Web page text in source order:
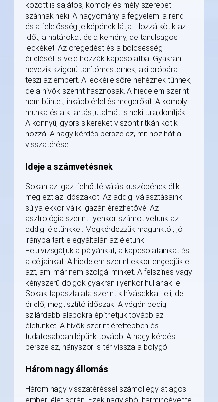
között is sajátos, komoly és mély szerepet
szánnak neki. A hagyomány a fegyelem, a rend
és a felelősség jelképének látja. Hozzá kötik az
időt, a határokat és a kemény, de tanulságos
leckéket. Az öregedést és a bölcsesség
érlelését is vele hozzák kapcsolatba. Gyakran
nevezik szigorú tanítómesternek, aki próbára
teszi az embert. A leckéi elsőre nehéznek tűnnek,
de a hívők szerint hasznosak. A hiedelem szerint
nem büntet, inkább érlel és megerősít. A komoly
munka és a kitartás jutalmát is neki tulajdonítják.
A könnyű, gyors sikereket viszont ritkán kötik
hozzá. A nagy kérdés persze az, mit hoz hát a
visszatérése.
Ideje a számvetésnek
Sokan az igazi felnőtté válás küszöbének élik
meg ezt az időszakot. Az addigi választásaink
súlya ekkor válik igazán érezhetővé. Az
asztrológia szerint ilyenkor számot vetünk az
addigi életünkkel. Megkérdezzük magunktól, jó
irányba tart-e egyáltalán az életünk.
Felülvizsgáljuk a pályánkat, a kapcsolatainkat és
a céljainkat. A hiedelem szerint ekkor engedjük el
azt, ami már nem szolgál minket. A felszínes vagy
kényszerű dolgok gyakran ilyenkor hullanak le.
Sokak tapasztalata szerint kihívásokkal teli, de
érlelő, megtisztító időszak. A végén pedig
szilárdabb alapokra építhetjük tovább az
életünket. A hívők szerint érettebben és
tudatosabban lépünk tovább. A nagy kérdés
persze az, hányszor is tér vissza a bolygó.
Három nagy állomás
Három nagy visszatéréssel számol egy átlagos
emberi élet során. Ezek nagyjából harmincévente